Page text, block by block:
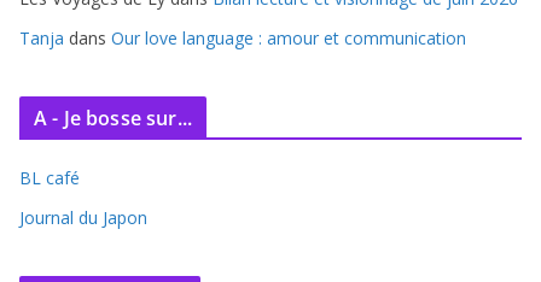
Tanja dans Our love language : amour et communication
A - Je bosse sur...
BL café
Journal du Japon